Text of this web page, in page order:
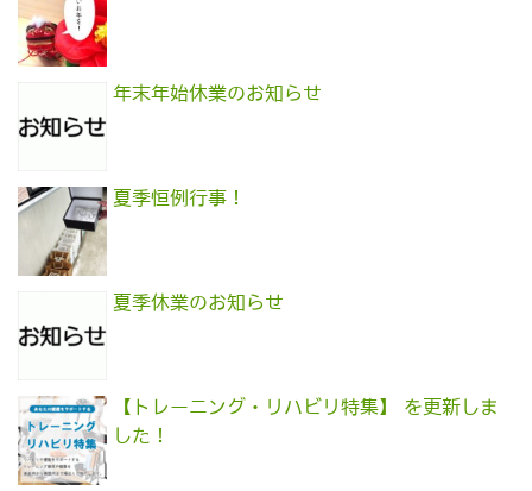
年末年始休業のお知らせ
夏季恒例行事！
夏季休業のお知らせ
【トレーニング・リハビリ特集】 を更新しま
した！